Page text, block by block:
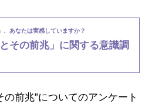
、あなたは実感していますか？
その前兆」に関する意識調
前兆”についてのアンケート